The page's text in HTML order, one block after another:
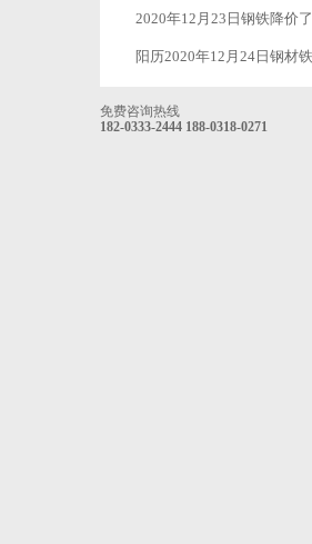
2020年12月23日钢铁降价了
免费咨询热线
182-0333-2444 188-0318-0271